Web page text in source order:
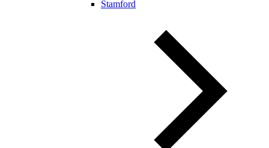
Stamford